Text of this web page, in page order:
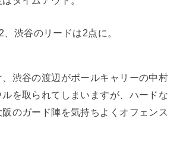
渋谷のリードは2点に。
渋谷の渡辺がボールキャリーの中村
を取られてしまいますが、ハードな
のガード陣を気持ちよくオフェンス